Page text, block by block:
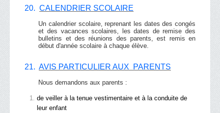
20. CALENDRIER SCOLAIRE
Un calendrier scolaire, reprenant les dates des congés
et des vacances scolaires, les dates de remise des
bulletins et des réunions des parents, est remis en
début d'année scolaire à chaque élève.
21. AVIS PARTICULIER AUX PARENTS
Nous demandons aux parents :
de veiller à la tenue vestimentaire et à la conduite de
leur enfant